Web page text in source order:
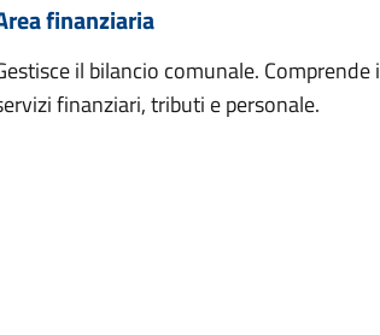
finanziaria
il bilancio comunale. Comprende i
finanziari, tributi e personale.